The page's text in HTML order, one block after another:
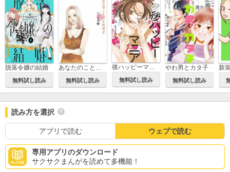
脱落令嬢の結婚
無料試し読み
あなたのことはそれほど
無料試し読み
後ハッピーマニア
無料試し読み
やわ男とカタ子
無料試し読み
読み方を選択
アプリで読む ウェブで読む
専用アプリのダウンロード
サクサクまんがを読めて多機能！